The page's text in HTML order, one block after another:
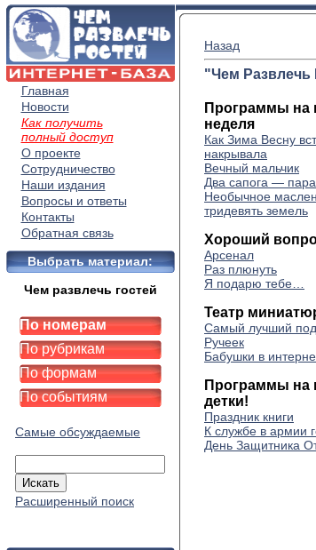
Главная
Новости
Как получить
полный доступ
О проекте
Сотрудничество
Наши издания
Вопросы и ответы
Контакты
Обратная связь
Выбрать материал:
Чем развлечь гостей
По номерам
По рубрикам
По формам
По событиям
Самые обсуждаемые
Расширенный поиск
Назад
"Чем Развлечь
Программы на
неделя
Как Зима Весну
накрывала
Вечный мальчик
Два сапога — пара
Необычное
тридевять земель
Хороший
Арсенал
Раз плюнуть
Я подарю тебе…
Театр
Самый лучший
Ручеек
Бабушки в
Программы на
детки!
Праздник книги
К службе в армии
День Защитника